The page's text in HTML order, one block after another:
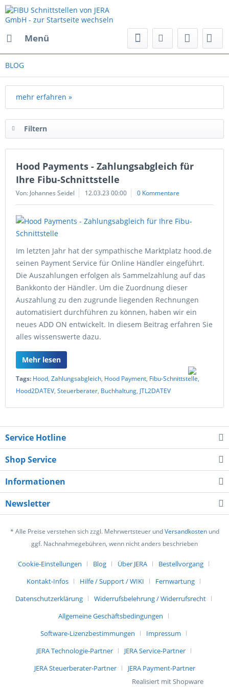
Menü
BLOG
mehr erfahren »
Filtern
Hood Payments - Zahlungsabgleich für
Ihre Fibu-Schnittstelle
Von: Johannes Seidel 12.03.23 00:00 0 Kommentare
Im letzten Jahr hat der sympathische Marktplatz hood.de
seinen Payment Service für Online Händler eingeführt.
Die Auszahlungen erfolgen als Sammelzahlung auf das
Bankkonto der Händler. Um die Zuordnung dieser
Auszahlung zu den zugrunde liegenden Rechnungen
automatisiert durchführen zu können, haben wir ein
neues ADD ON entwickelt. In diesem Beitrag erfahren Sie
alles wissenswerte dazu.
Mehr lesen
Tags: Hood, Zahlungsabgleich, Hood Payment, Fibu-Schnittstelle,
Hood2DATEV, Steuerberater, Buchhaltung, JTL2DATEV
Service Hotline
Shop Service
Informationen
Newsletter
* Alle Preise verstehen sich zzgl. Mehrwertsteuer undVersandkostenund
ggf. Nachnahmegebühren, wenn nicht anders beschrieben
Cookie-Einstellungen Blog Über JERA
Bestellvorgang
Kontakt-Infos
Hilfe / Support / WIKI
Fernwartung
Datenschutzerklärung
Widerrufsbelehrung / Widerrufsrecht
Allgemeine Geschäftsbedingungen
Software-Lizenzbestimmungen
Impressum
JERA Technologie-Partner
JERA Service-Partner
JERA Steuerberater-Partner
JERA Payment-Partner
Realisiert mit Shopware